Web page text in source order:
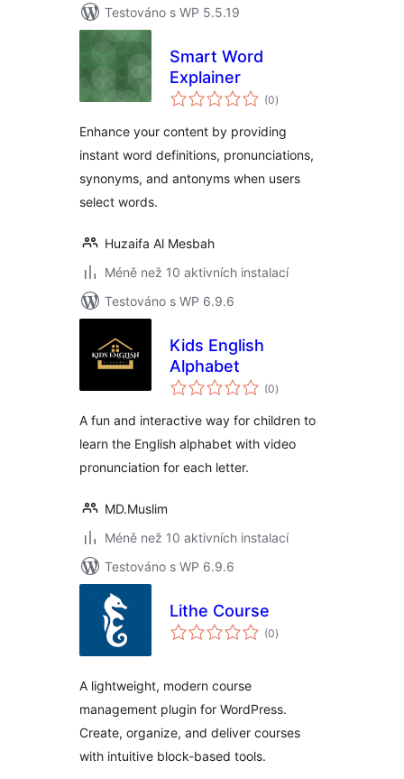
Testováno s WP 5.5.19
Smart Word
Explainer
(0celkové
hodnocení
)
Enhance your content by providing
instant word definitions, pronunciations,
synonyms, and antonyms when users
select words.
Huzaifa Al Mesbah
Méně než 10 aktivních instalací
Testováno s WP 6.9.6
Kids English
Alphabet
(0celkové
hodnocení
)
A fun and interactive way for children to
learn the English alphabet with video
pronunciation for each letter.
MD.Muslim
Méně než 10 aktivních instalací
Testováno s WP 6.9.6
Lithe Course
(0celkové
hodnocení
)
A lightweight, modern course
management plugin for WordPress.
Create, organize, and deliver courses
with intuitive block-based tools.